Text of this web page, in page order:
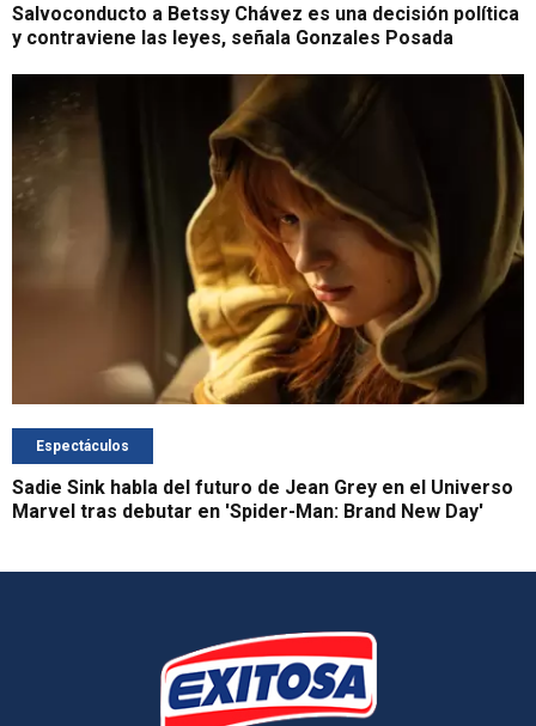
Salvoconducto a Betssy Chávez es una decisión política
y contraviene las leyes, señala Gonzales Posada
Espectáculos
Sadie Sink habla del futuro de Jean Grey en el Universo
Marvel tras debutar en 'Spider-Man: Brand New Day'